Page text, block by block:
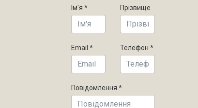
Ім'я * Прізвище
Email * Телефон *
Повідомлення *